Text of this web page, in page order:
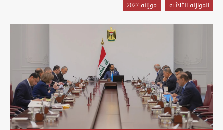
الموازنة الثلاثية
موزانة 2027